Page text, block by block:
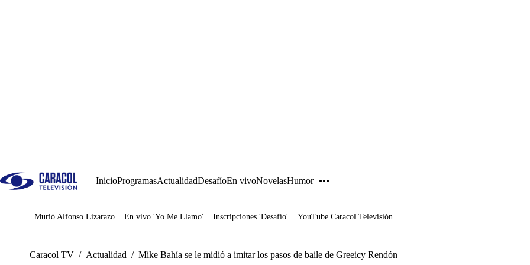
InicioProgramasActualidadDesafíoEn vivoNovelasHumor
Juegos
Murió Alfonso Lizarazo En vivo 'Yo Me Llamo' Inscripciones 'Desafío' YouTube Caracol Televisión
Caracol TV / Actualidad / Mike Bahía se le midió a imitar los pasos de baile de Greeicy Rendón